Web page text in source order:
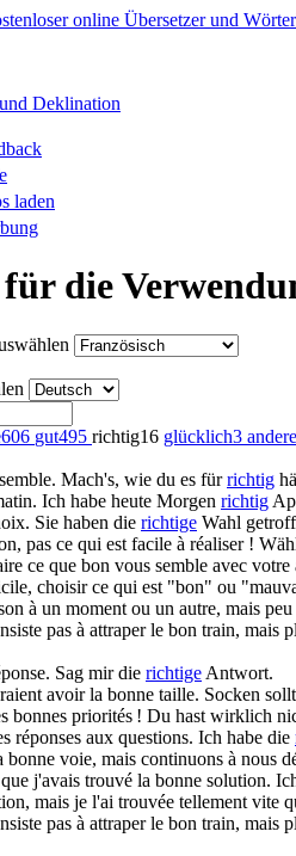
und Deklination
laden
für die
606 gut495 richtig16 glücklich3
Mach's, wie du es fürrichtig
Ich habe heute Morgen richtig
Sie haben die richtige Wahl
, pas ce qui est facile à réaliser !
ce que bon vous semble avec votre
choisir ce qui est "bon" ou
à un moment ou un autre, mais
pas à attraper le bon train, mais
Sag mir die richtige Antwort.
avoir la bonne taille. Socken
bonnes priorités ! Du hast wirklich
réponses aux questions. Ich habe die
bonne voie, mais continuons à nous
j'avais trouvé la bonne solution.
mais je l'ai trouvée tellement vite
pas à attraper le bon train, mais